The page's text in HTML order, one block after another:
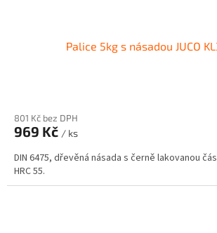
Palice 5kg s násadou JUCO
801 Kč bez DPH
969 Kč / ks
DIN 6475, dřevěná násada s černě lakovanou
HRC 55.